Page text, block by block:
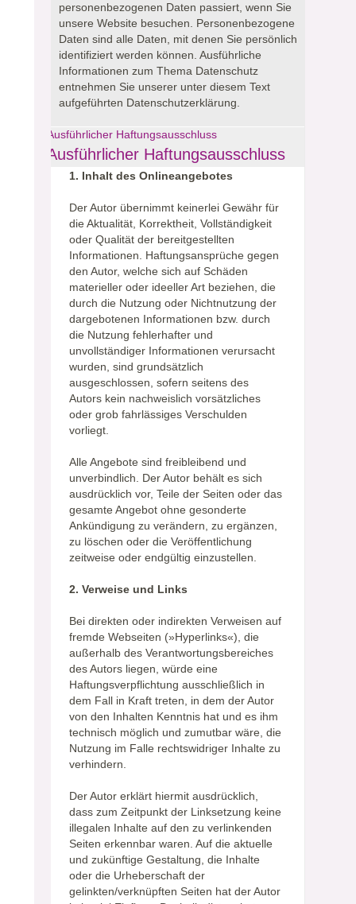
personenbezogenen Daten passiert, wenn Sie
unsere Website besuchen. Personenbezogene
Daten sind alle Daten, mit denen Sie persönlich
identifiziert werden können. Ausführliche
Informationen zum Thema Datenschutz
entnehmen Sie unserer unter diesem Text
aufgeführten Datenschutzerklärung.
Ausführlicher Haftungsausschluss
Ausführlicher Haftungsausschluss
1. Inhalt des Onlineangebotes
Der Autor übernimmt keinerlei Gewähr für
die Aktualität, Korrektheit, Vollständigkeit
oder Qualität der bereitgestellten
Informationen. Haftungsansprüche gegen
den Autor, welche sich auf Schäden
materieller oder ideeller Art beziehen, die
durch die Nutzung oder Nichtnutzung der
dargebotenen Informationen bzw. durch
die Nutzung fehlerhafter und
unvollständiger Informationen verursacht
wurden, sind grundsätzlich
ausgeschlossen, sofern seitens des
Autors kein nachweislich vorsätzliches
oder grob fahrlässiges Verschulden
vorliegt.
Alle Angebote sind freibleibend und
unverbindlich. Der Autor behält es sich
ausdrücklich vor, Teile der Seiten oder das
gesamte Angebot ohne gesonderte
Ankündigung zu verändern, zu ergänzen,
zu löschen oder die Veröffentlichung
zeitweise oder endgültig einzustellen.
2. Verweise und Links
Bei direkten oder indirekten Verweisen auf
fremde Webseiten (»Hyperlinks«), die
außerhalb des Verantwortungsbereiches
des Autors liegen, würde eine
Haftungsverpflichtung ausschließlich in
dem Fall in Kraft treten, in dem der Autor
von den Inhalten Kenntnis hat und es ihm
technisch möglich und zumutbar wäre, die
Nutzung im Falle rechtswidriger Inhalte zu
verhindern.
Der Autor erklärt hiermit ausdrücklich,
dass zum Zeitpunkt der Linksetzung keine
illegalen Inhalte auf den zu verlinkenden
Seiten erkennbar waren. Auf die aktuelle
und zukünftige Gestaltung, die Inhalte
oder die Urheberschaft der
gelinkten/verknüpften Seiten hat der Autor